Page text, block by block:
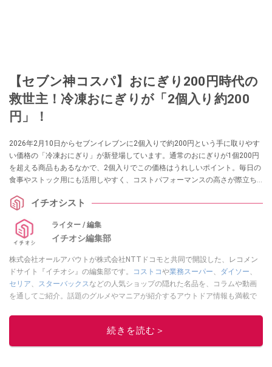
【セブン神コスパ】おにぎり200円時代の
救世主！冷凍おにぎりが「2個入り約200
円」！
2026年2月10日からセブンイレブンに2個入りで約200円という手に取りやす
い価格の「冷凍おにぎり」が新登場しています。通常のおにぎりが1個200円
を超える商品もあるなかで、2個入りでこの価格はうれしいポイント。毎日の
食事やストック用にも活用しやすく、コストパフォーマンスの高さが際立ち
といえそうですね。さっそく、その魅力や詳細をチェックしていきましょ
イチオシスト
ライター / 編集
イチオシ編集部
株式会社オールアバウトが株式会社NTTドコモと共同で開設した、レコメン
ドサイト『イチオシ』の編集部です。
コストコや業務スーパー、 ダイソー、
セリア、 スターバックスなどの人気ショップの隠れた名品を、コラムや動画
を通してご紹介。話題のグルメやマニアが紹介するアウトドア情報も満載で
レビューしています。毎日トレンド情報をお届けしているので、ぜひ
してください！続きを読む＞